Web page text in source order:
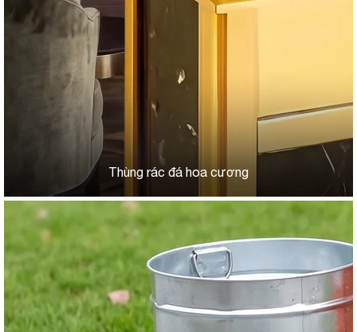
Thùng rác đá hoa cương